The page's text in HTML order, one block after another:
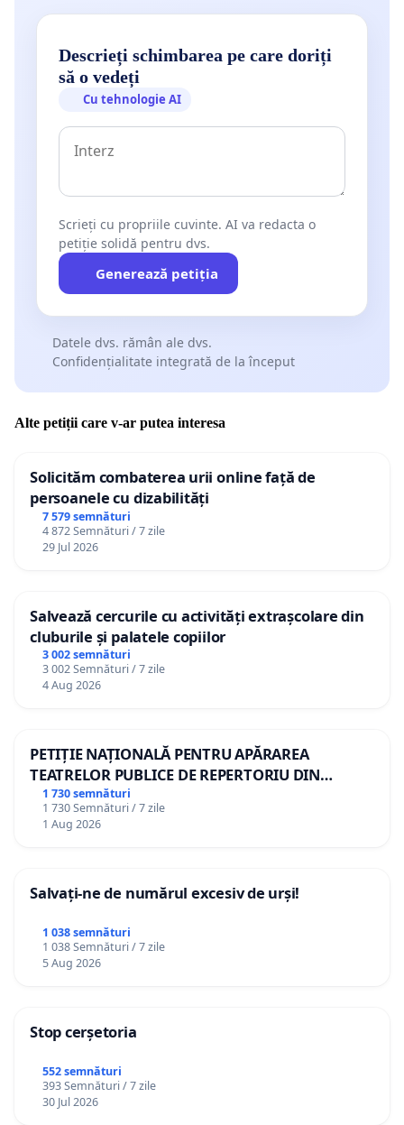
Descrieți schimbarea pe care doriți
să o vedeți
Cu tehnologie AI
Scrieți cu propriile cuvinte. AI va redacta o
petiție solidă pentru dvs.
Generează petiția
Datele dvs. rămân ale dvs.
Confidențialitate integrată de la început
Alte petiții care v-ar putea interesa
Solicităm combaterea urii online față de
persoanele cu dizabilități
7 579 semnături
4 872 Semnături / 7 zile
29 Jul 2026
Salvează cercurile cu activități extrașcolare din
cluburile și palatele copiilor
3 002 semnături
3 002 Semnături / 7 zile
4 Aug 2026
PETIȚIE NAȚIONALĂ PENTRU APĂRAREA
TEATRELOR PUBLICE DE REPERTORIU DIN
ROMÂNIA
1 730 semnături
1 730 Semnături / 7 zile
1 Aug 2026
Salvați-ne de numărul excesiv de urși!
1 038 semnături
1 038 Semnături / 7 zile
5 Aug 2026
Stop cerșetoria
552 semnături
393 Semnături / 7 zile
30 Jul 2026